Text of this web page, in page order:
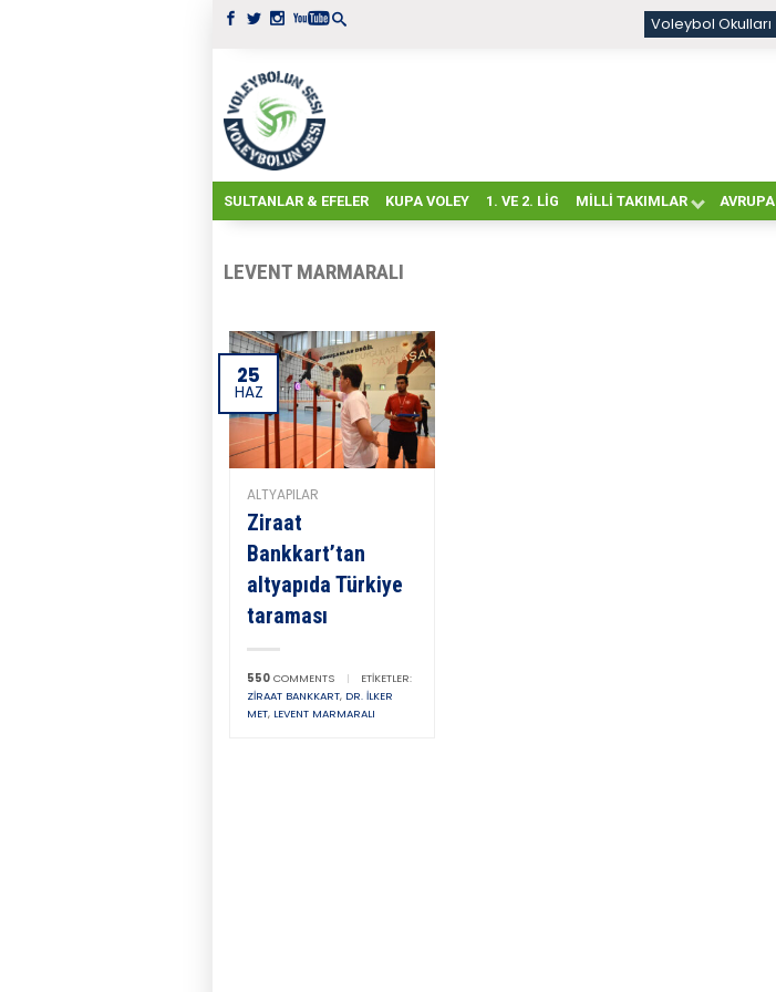
Voleybol Okulları
SULTANLAR & EFELER KUPA VOLEY 1. VE 2. LIG MILLI TAKIMLAR AVRUPA
LEVENT MARMARALI
25
HAZ
ALTYAPILAR
Ziraat
Bankkart’tan
altyapıda Türkiye
taraması
550 COMMENTS |
ETIKETLER:
ZIRAAT BANKKART, DR. İLKER
MET, LEVENT MARMARALI